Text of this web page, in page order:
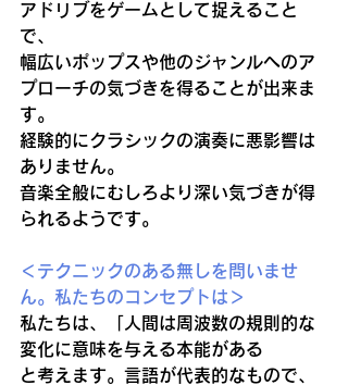
アドリブをゲームとして捉えること
で、
幅広いポップスや他のジャンルへのア
プローチの気づきを得ることが出来ま
す。
経験的にクラシックの演奏に悪影響は
ありません。
音楽全般にむしろより深い気づきが得
られるようです。
＜テクニックのある無しを問いませ
ん。私たちのコンセプトは＞
私たちは、「人間は周波数の規則的な
変化に意味を与える本能がある
と考えます。言語が代表的なもので、